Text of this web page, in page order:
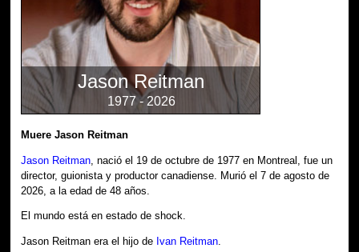
Jason Reitman
1977 - 2026
Muere Jason Reitman
Jason Reitman , nació el 19 de octubre de 1977 en Montreal, fue un
director, guionista y productor canadiense. Murió el 7 de agosto de
2026, a la edad de 48 años.
El mundo está en estado de shock.
Jason Reitman era el hijo de Ivan Reitman.